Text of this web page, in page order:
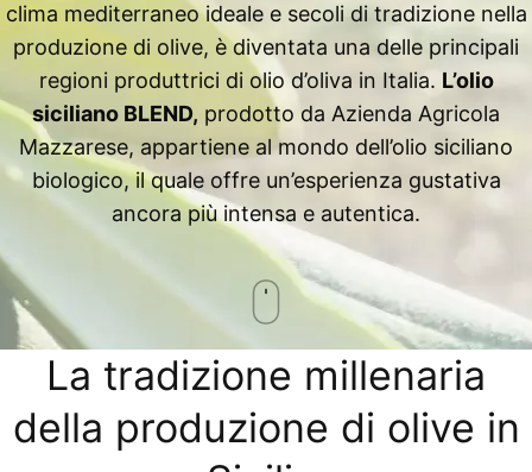
clima mediterraneo ideale e secoli di tradizione nella
produzione di olive, è diventata una delle principali
regioni produttrici di olio d’oliva in Italia. L’olio
siciliano BLEND, prodotto da Azienda Agricola
Mazzarese, appartiene al mondo dell’olio siciliano
biologico, il quale offre un’esperienza gustativa
ancora più intensa e autentica.
La tradizione millenaria
della produzione di olive in